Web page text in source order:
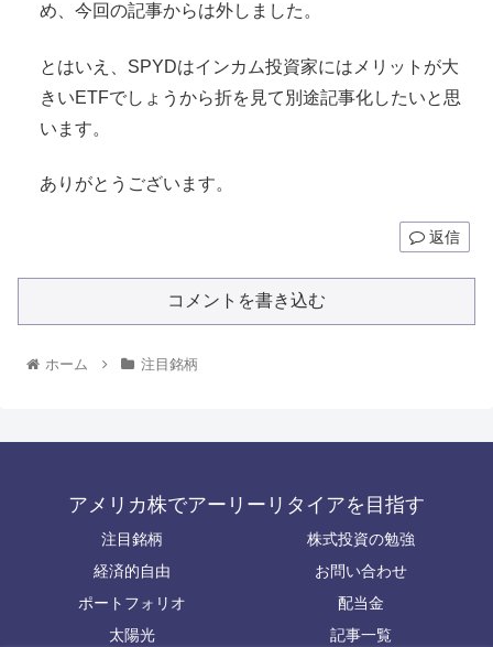
め、今回の記事からは外しました。
とはいえ、SPYDはインカム投資家にはメリットが大
きいETFでしょうから折を見て別途記事化したいと思
います。
ありがとうございます。
返信
コメントを書き込む
ホーム 注目銘柄
アメリカ株でアーリーリタイアを目指す
注目銘柄
株式投資の勉強
経済的自由
お問い合わせ
ポートフォリオ
配当金
太陽光
記事一覧